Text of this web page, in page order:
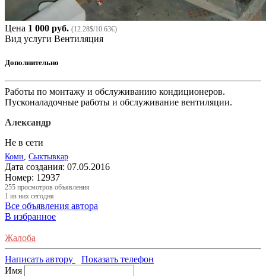
Цена 1 000 руб. (12.28$/10.63€)
Вид услуги Вентиляция
Дополнительно
Работы по монтажу и обслуживанию кондиционеров.
Пусконаладочные работы и обслуживание вентиляции.
Александр
Не в сети
Коми Сыктывкар
Дата создания: 07.05.2016
Номер: 12937
255 просмотров объявления
1 из них сегодня
Все объявления автора
В избранное
Жалоба
Написать автору
Показать телефон
Имя